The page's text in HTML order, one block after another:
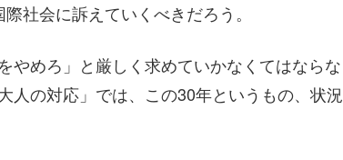
社会に訴えていくべきだろう。
やめろ」と厳しく求めていかなくてはならな
人の対応」では、この30年というもの、状況